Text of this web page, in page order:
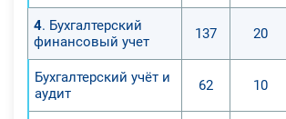
4. Бухгалтерский
финансовый учет
137 20
Бухгалтерский учёт и
аудит
62 10